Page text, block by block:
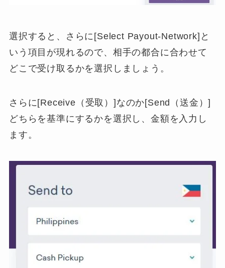
選択すると、さらに[Select Payout-Network]と
いう項目が現れるので、相手の都合に合わせて
どこで受け取るかを選択しましょう。
さらに[Receive（受取）]なのか[Send（送金）]
どちらを基準にするかを選択し、金額を入力し
ます。